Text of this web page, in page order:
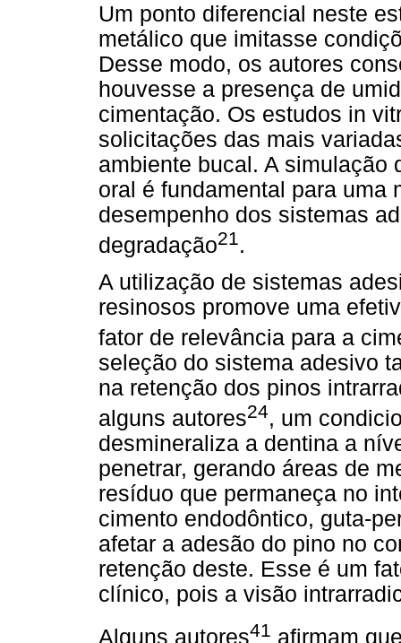
Um ponto diferencial neste
metálico que imitasse
Desse modo, os autores
houvesse a presença de
cimentação. Os estudos in
solicitações das mais
ambiente bucal. A simulação
oral é fundamental para uma
desempenho dos sistemas
degradação21.
A utilização de sistemas
resinosos promove uma
fator de relevância para a
seleção do sistema adesivo
na retenção dos pinos
alguns autores24, um
desmineraliza a dentina a
penetrar, gerando áreas de
resíduo que permaneça no
cimento endodôntico, guta-
afetar a adesão do pino no
retenção deste. Esse é um
clínico, pois a visão
Alguns autores41 afirmam